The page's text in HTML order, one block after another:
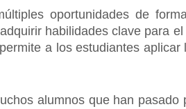
oportunidades de
habilidades clave para
a los estudiantes
alumnos que han